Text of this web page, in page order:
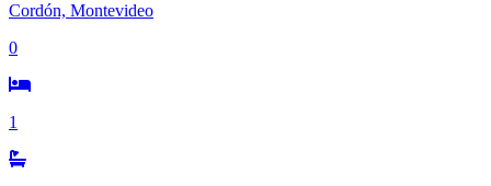
Cordón, Montevideo
0
1